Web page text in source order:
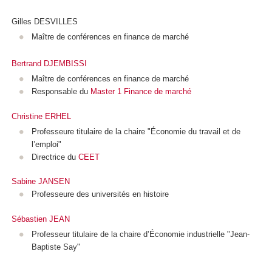
Gilles DESVILLES
Maître de conférences en finance de marché
Bertrand DJEMBISSI
Maître de conférences en finance de marché
Responsable du Master 1 Finance de marché
Christine ERHEL
Professeure titulaire de la chaire "Économie du travail et de
l’emploi"
Directrice du CEET
Sabine JANSEN
Professeure des universités en histoire
Sébastien JEAN
Professeur titulaire de la chaire d’Économie industrielle "Jean-
Baptiste Say"